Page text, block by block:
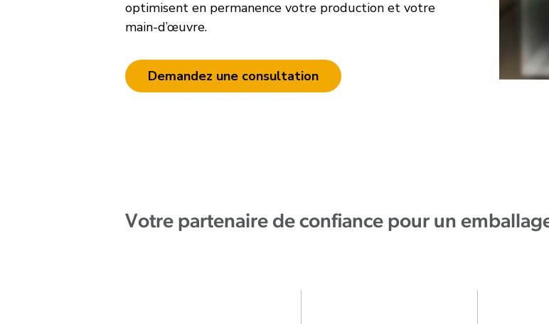
optimisent en permanence votre production et votre
main-d’œuvre.
Demandez une consultation
Votre partenaire de confiance pour un